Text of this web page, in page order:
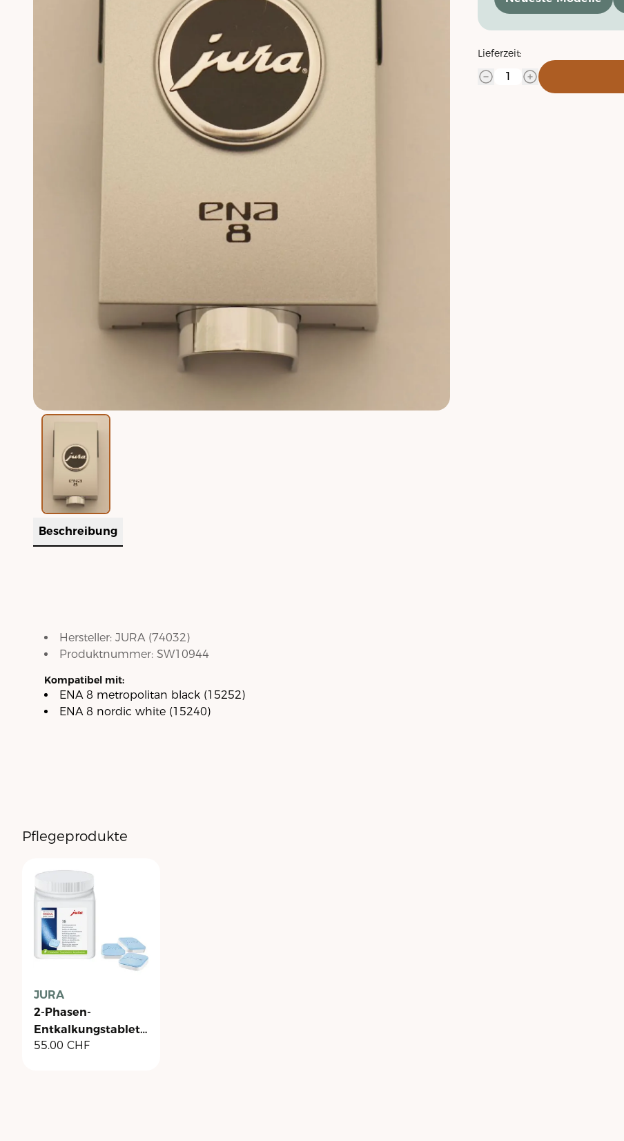
Lieferzeit:
Beschreibung
Hersteller: JURA(74032)
Produktnummer: SW10944
Kompatibel mit:
ENA 8 metropolitan black (15252)
ENA 8 nordic white (15240)
Pflegeprodukte
JURA
2-Phasen-
Entkalkungstabletten
- Dose à 36 Stück
55.00 CHF